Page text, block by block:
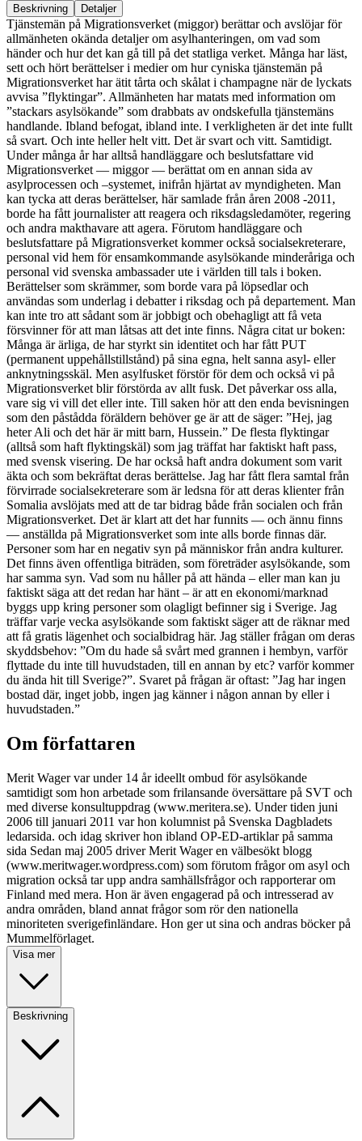
Beskrivning Detaljer
Tjänstemän på Migrationsverket (miggor) berättar och avslöjar för
allmänheten okända detaljer om asylhanteringen, om vad som
händer och hur det kan gå till på det statliga verket. Många har läst,
sett och hört berättelser i medier om hur cyniska tjänstemän på
Migrationsverket har ätit tårta och skålat i champagne när de lyckats
avvisa ”flyktingar”. Allmänheten har matats med information om
”stackars asylsökande” som drabbats av ondskefulla tjänstemäns
handlande. Ibland befogat, ibland inte. I verkligheten är det inte fullt
så svart. Och inte heller helt vitt. Det är svart och vitt. Samtidigt.
Under många år har alltså handläggare och beslutsfattare vid
Migrationsverket — miggor — berättat om en annan sida av
asylprocessen och –systemet, inifrån hjärtat av myndigheten. Man
kan tycka att deras berättelser, här samlade från åren 2008 -2011,
borde ha fått journalister att reagera och riksdagsledamöter, regering
och andra makthavare att agera. Förutom handläggare och
beslutsfattare på Migrationsverket kommer också socialsekreterare,
personal vid hem för ensamkommande asylsökande minderåriga och
personal vid svenska ambassader ute i världen till tals i boken.
Berättelser som skrämmer, som borde vara på löpsedlar och
användas som underlag i debatter i riksdag och på departement. Man
kan inte tro att sådant som är jobbigt och obehagligt att få veta
försvinner för att man låtsas att det inte finns. Några citat ur boken:
Många är ärliga, de har styrkt sin identitet och har fått PUT
(permanent uppehållstillstånd) på sina egna, helt sanna asyl- eller
anknytningsskäl. Men asylfusket förstör för dem och också vi på
Migrationsverket blir förstörda av allt fusk. Det påverkar oss alla,
vare sig vi vill det eller inte. Till saken hör att den enda bevisningen
som den påstådda föräldern behöver ge är att de säger: ”Hej, jag
heter Ali och det här är mitt barn, Hussein.” De flesta flyktingar
(alltså som haft flyktingskäl) som jag träffat har faktiskt haft pass,
med svensk visering. De har också haft andra dokument som varit
äkta och som bekräftat deras berättelse. Jag har fått flera samtal från
förvirrade socialsekreterare som är ledsna för att deras klienter från
Somalia avslöjats med att de tar bidrag både från socialen och från
Migrationsverket. Det är klart att det har funnits — och ännu finns
— anställda på Migrationsverket som inte alls borde finnas där.
Personer som har en negativ syn på människor från andra kulturer.
Det finns även offentliga biträden, som företräder asylsökande, som
har samma syn. Vad som nu håller på att hända – eller man kan ju
faktiskt säga att det redan har hänt – är att en ekonomi/marknad
byggs upp kring personer som olagligt befinner sig i Sverige. Jag
träffar varje vecka asylsökande som faktiskt säger att de räknar med
att få gratis lägenhet och socialbidrag här. Jag ställer frågan om deras
skyddsbehov: ”Om du hade så svårt med grannen i hembyn, varför
flyttade du inte till huvudstaden, till en annan by etc? varför kommer
du ända hit till Sverige?”. Svaret på frågan är oftast: ”Jag har ingen
bostad där, inget jobb, ingen jag känner i någon annan by eller i
huvudstaden.”
Om författaren
Merit Wager var under 14 år ideellt ombud för asylsökande
samtidigt som hon arbetade som frilansande översättare på SVT och
med diverse konsultuppdrag (www.meritera.se). Under tiden juni
2006 till januari 2011 var hon kolumnist på Svenska Dagbladets
ledarsida. och idag skriver hon ibland OP-ED-artiklar på samma
sida Sedan maj 2005 driver Merit Wager en välbesökt blogg
(www.meritwager.wordpress.com) som förutom frågor om asyl och
migration också tar upp andra samhällsfrågor och rapporterar om
Finland med mera. Hon är även engagerad på och intresserad av
andra områden, bland annat frågor som rör den nationella
minoriteten sverigefinländare. Hon ger ut sina och andras böcker på
Mummelförlaget.
Visa mer
Beskrivning